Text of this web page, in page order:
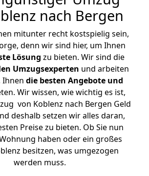
nach Bergen
mitunter recht kostspielig sein,
denn wir sind hier, um Ihnen
Lösung zu bieten. Wir sind die
Umzugsexperten und arbeiten
Ihnen die besten Angebote und
Wir wissen, wie wichtig es ist,
von Koblenz nach Bergen Geld
deshalb setzen wir alles daran,
Preise zu bieten. Ob Sie nun
haben oder ein großes
besitzen, was umgezogen
werden muss.